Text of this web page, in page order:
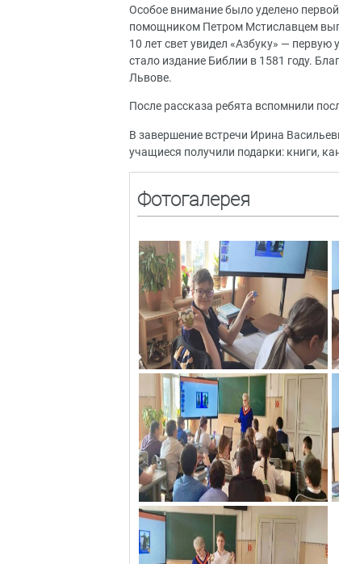
Особое внимание было уделено
помощником Петром Мстиславцем
10 лет свет увидел «Азбуку» —
стало издание Библии в 1581 году.
Львове.
После рассказа ребята вспомнили
В завершение встречи Ирина
учащиеся получили подарки: книги,
Фотогалерея